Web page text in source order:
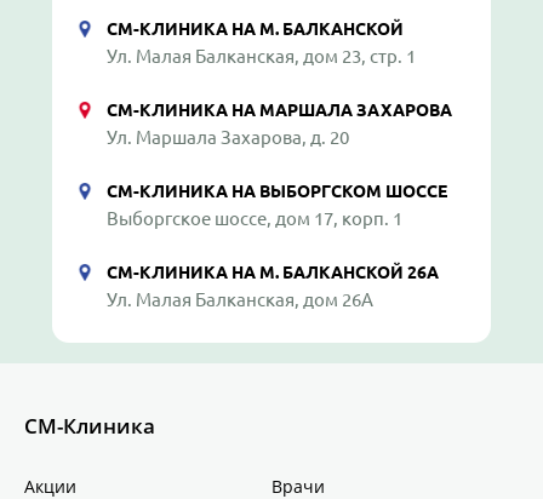
СМ-КЛИНИКА НА М. БАЛКАНСКОЙ
Ул. Малая Балканская, дом 23, стр. 1
СМ-КЛИНИКА НА МАРШАЛА ЗАХАРОВА
Ул. Маршала Захарова, д. 20
СМ-КЛИНИКА НА ВЫБОРГСКОМ ШОССЕ
Выборгское шоссе, дом 17, корп. 1
СМ-КЛИНИКА НА М. БАЛКАНСКОЙ 26А
Ул. Малая Балканская, дом 26А
СМ-Клиника
Акции
Врачи